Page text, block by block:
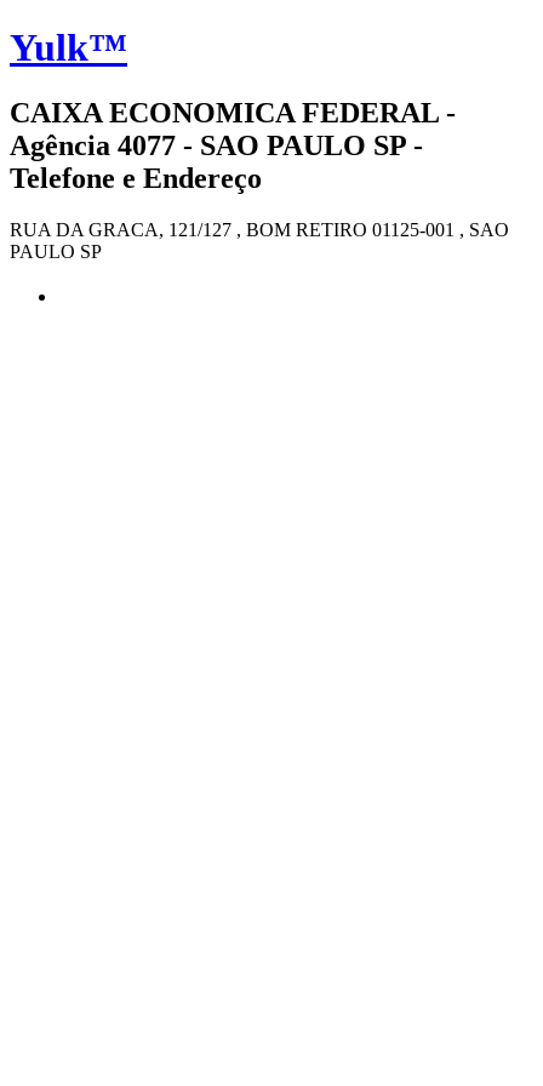
Yulk™
CAIXA ECONOMICA FEDERAL -
Agência 4077 - SAO PAULO SP -
Telefone e Endereço
RUA DA GRACA, 121/127 , BOM RETIRO 01125-001 , SAO
PAULO SP